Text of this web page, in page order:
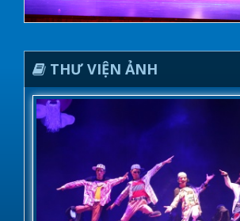
THƯ VIỆN ẢNH